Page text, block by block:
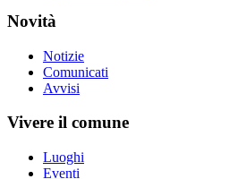
Novità
Notizie
Comunicati
Avvisi
Vivere il comune
Luoghi
Eventi